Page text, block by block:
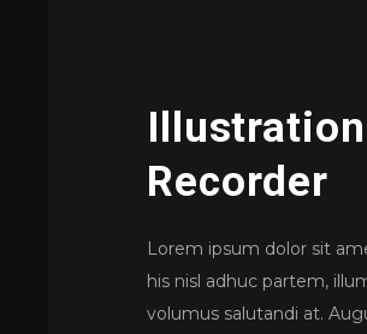
Recorder
Lorem ipsum dolor sit
his nisl adhuc partem,
volumus salutandi at.